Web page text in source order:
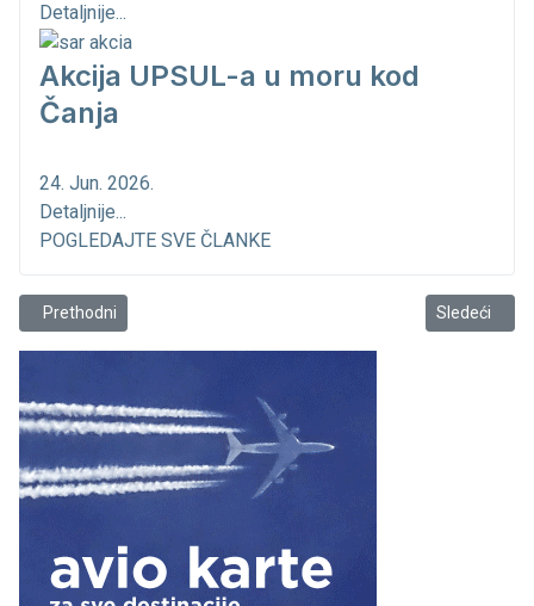
Detaljnije...
Akcija UPSUL-a u moru kod
Čanja
24. Jun. 2026.
Detaljnije...
POGLEDAJTE SVE ČLANKE
Prethodni članak: U prolazu kroz Marinu Bar
Prethodni Sledeći
Sledeći